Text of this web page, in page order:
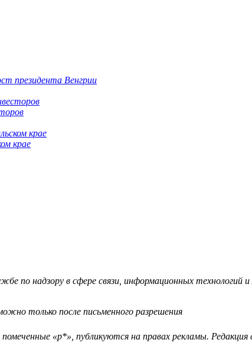
президента Венгрии
крае
по надзору в сфере связи, информационных технологий
только после письменного разрешения
«р*», публикуются на правах рекламы.